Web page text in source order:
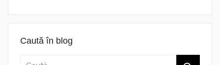
Caută în blog